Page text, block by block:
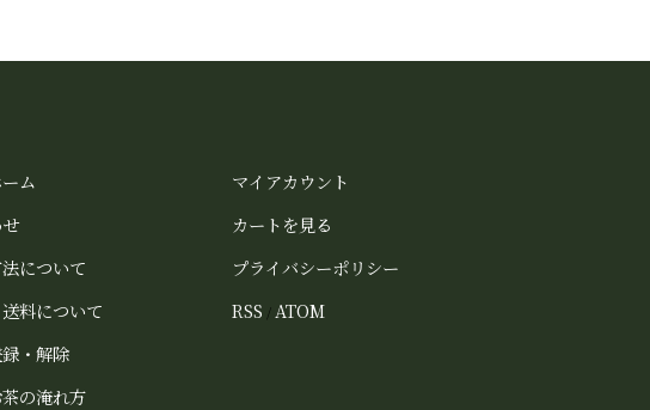
ム
について
料について
・解除
の淹れ方
マイアカウント
カートを見る
プライバシーポリシー
RSS / ATOM